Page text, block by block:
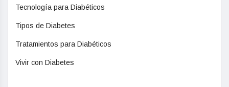
Tecnología para Diabéticos
Tipos de Diabetes
Tratamientos para Diabéticos
Vivir con Diabetes